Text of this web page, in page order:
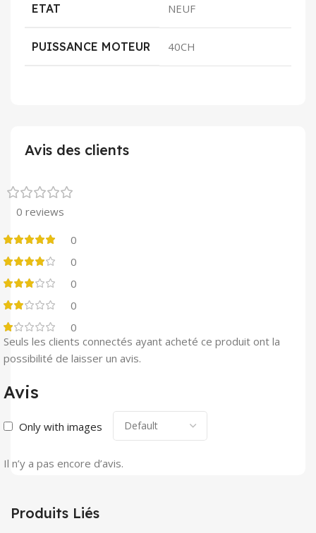
ETAT NEUF
PUISSANCE MOTEUR 40CH
Avis des clients
0 reviews
0
0
0
0
0
Avis
Only with images
Il n’y a pas encore d’avis.
Seuls les clients connectés ayant acheté ce produit ont la
possibilité de laisser un avis.
Produits Liés